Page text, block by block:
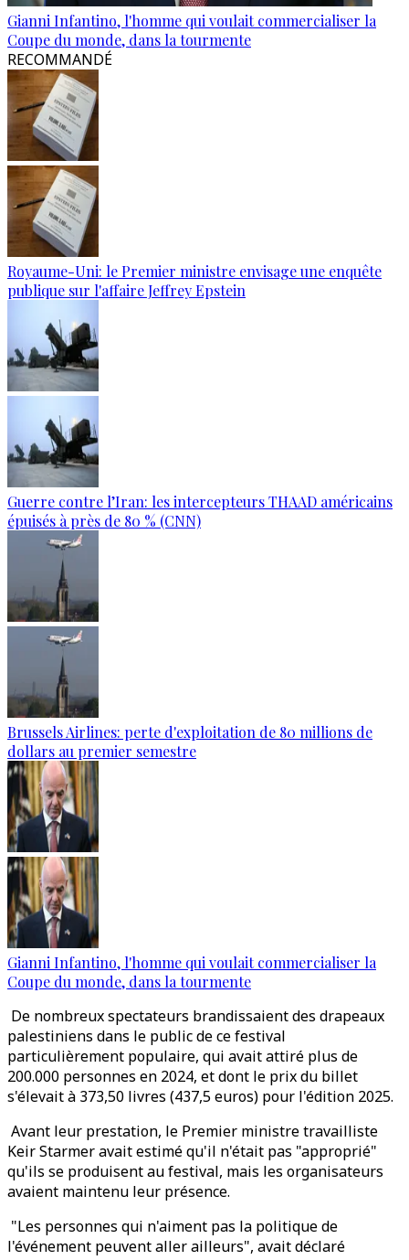
Gianni Infantino, l'homme qui voulait commercialiser la
Coupe du monde, dans la tourmente
RECOMMANDÉ
Royaume-Uni: le Premier ministre envisage une enquête
publique sur l'affaire Jeffrey Epstein
Guerre contre l’Iran: les intercepteurs THAAD américains
épuisés à près de 80 % (CNN)
Brussels Airlines: perte d'exploitation de 80 millions de
dollars au premier semestre
Gianni Infantino, l'homme qui voulait commercialiser la
Coupe du monde, dans la tourmente
De nombreux spectateurs brandissaient des drapeaux
palestiniens dans le public de ce festival
particulièrement populaire, qui avait attiré plus de
200.000 personnes en 2024, et dont le prix du billet
s'élevait à 373,50 livres (437,5 euros) pour l'édition 2025.
Avant leur prestation, le Premier ministre travailliste
Keir Starmer avait estimé qu'il n'était pas "approprié"
qu'ils se produisent au festival, mais les organisateurs
avaient maintenu leur présence.
"Les personnes qui n'aiment pas la politique de
l'événement peuvent aller ailleurs", avait déclaré